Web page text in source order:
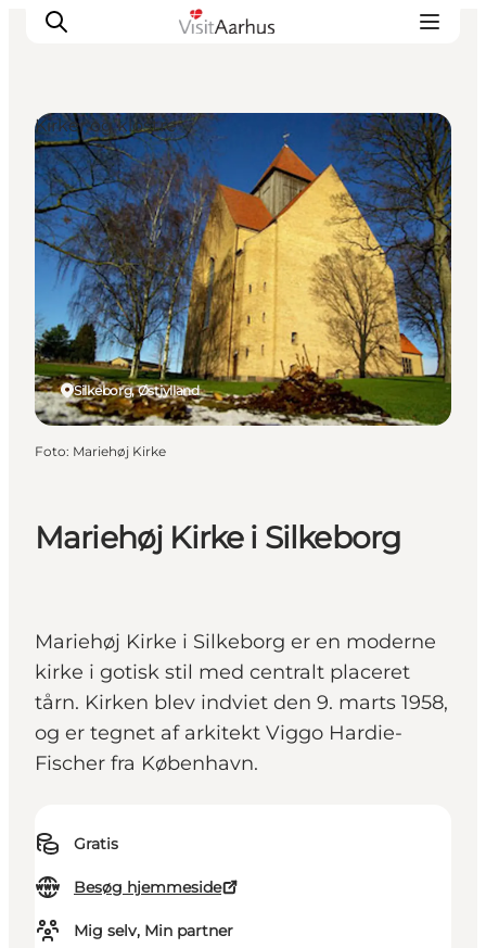
Oplevelser
Kalender
Byer og steder
Planlæg ferien
Transport
Mariehøj Kirke i Silkeborg
Mariehøj Kirke i Silkeborg er en moderne
kirke i gotisk stil med centralt placeret
tårn. Kirken blev indviet den 9. marts 1958,
og er tegnet af arkitekt Viggo Hardie-
Fischer fra København.
Gratis
Besøg hjemmeside
Mig selv, Min partner
Silkeborg, Østjylland
Kirker og klostre
Foto: Mariehøj Kirke